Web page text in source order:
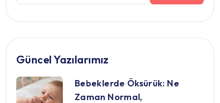
Güncel Yazılarımız
Bebeklerde Öksürük: Ne
Zaman Normal,